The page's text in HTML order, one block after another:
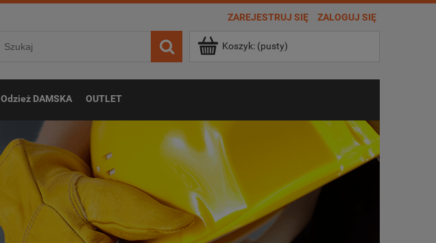
ZAREJESTRUJ SIĘ ZALOGUJ SIĘ
Koszyk: (pusty)
Odzież DAMSKA OUTLET